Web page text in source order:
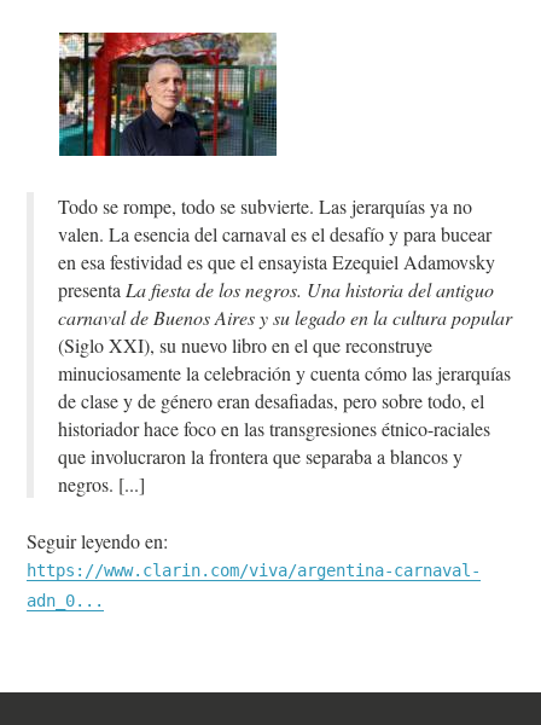
Todo se rompe, todo se subvierte. Las jerarquías ya no
valen. La esencia del carnaval es el desafío y para bucear
en esa festividad es que el ensayista Ezequiel Adamovsky
presenta La fiesta de los negros. Una historia del antiguo
carnaval de Buenos Aires y su legado en la cultura popular
(Siglo XXI), su nuevo libro en el que reconstruye
minuciosamente la celebración y cuenta cómo las jerarquías
de clase y de género eran desafiadas, pero sobre todo, el
historiador hace foco en las transgresiones étnico-raciales
que involucraron la frontera que separaba a blancos y
negros.
Seguir leyendo en:
https://www.clarin.com/viva/argentina-carnaval-
adn_0...